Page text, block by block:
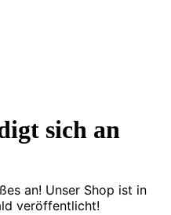
sich an
an! Unser Shop ist in
veröffentlicht!